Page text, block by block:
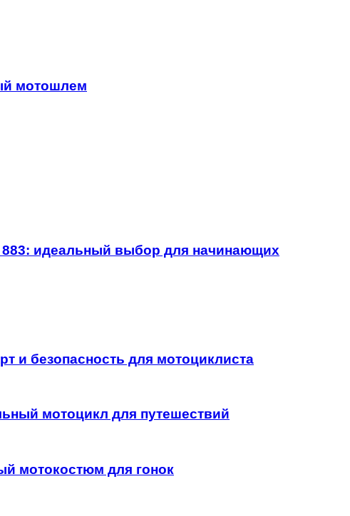
мотошлем
883: идеальный выбор для начинающих
и безопасность для мотоциклиста
мотоцикл для путешествий
мотокостюм для гонок